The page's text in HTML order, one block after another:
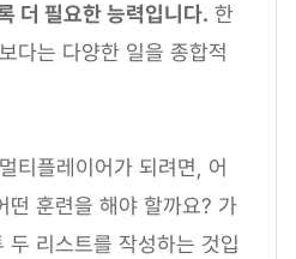
더 필요한 능력입니다. 한
다는 다양한 일을 종합적
티플레이어가 되려면, 어
떤 훈련을 해야 할까요? 가
두 리스트를 작성하는 것입